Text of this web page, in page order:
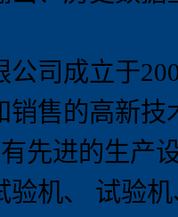
公司成立于
销售的高新
先进的生产
验机、 试验